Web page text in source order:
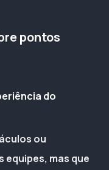
pontos
do
ou
equipes, mas que